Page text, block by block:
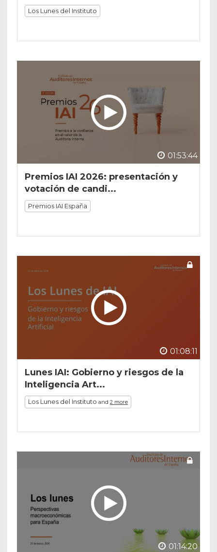
Los Lunes del Instituto
01:53:44
Premios IAI 2026: presentación y
votación de candi...
Premios IAI España
01:08:11
Lunes IAI: Gobierno y riesgos de la
Inteligencia Art...
Los Lunes del Instituto and 2 more
01:14:20